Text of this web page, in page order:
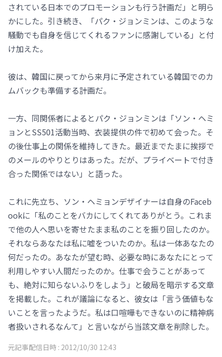
されている日本でのプロモーションも行う計画だ」と明ら
かにした。引き続き、「パク・ジョンミンは、このような
騒動でも自身を信じてくれるファンに感謝している」と付
け加えた。
彼は、韓国に戻ってから来月に予定されている韓国でのカ
ムバックも準備する計画だ。
一方、同関係者によるとパク・ジョンミンは「ソン・ヘミ
ョンとSS501活動当時、衣装提供の件で初めて会った。そ
の後仕事上の関係を維持してきた。最近までたまに挨拶で
のメールのやりとりはあった。だが、プライベートで付き
合った関係ではない」と語った。
これに先立ち、ソン・ヘミョンデザイナーは自身のFaceb
ookに「私のことをバカにしてくれてありがとう。これま
で他の人へ思いを寄せたまま私のことを振り回したのか。
それならあなたは私に嘘をついたのか。私は一体あなたの
何だったの。あなたが望む時、必要な時にあなたにとって
利用しやすい人間だったのか。仕事で会うことがあって
も、絶対に知らないふりをしよう」と破局を暗示する文章
を掲載した。これが議論になると、彼女は「言う価値もな
いことを言ったようだ。私は口喧嘩もできないのに精神病
者扱いされるなんて」と言いながら当該文章を削除した。
元記事配信日時 : 2012/10/30 12:43